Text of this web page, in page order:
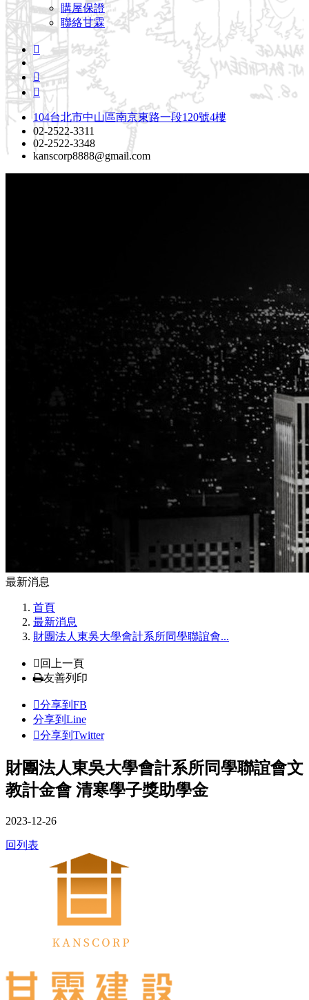
購屋保證
聯絡甘霖
104台北市中山區南京東路一段120號4樓
02-2522-3311
02-2522-3348
kanscorp8888@gmail.com
最新消息
首頁
最新消息
財團法人東吳大學會計系所同學聯誼會...
回上一頁
友善列印
分享到FB
分享到Line
分享到Twitter
財團法人東吳大學會計系所同學聯誼會文
教計金會 清寒學子獎助學金
2023-12-26
回列表